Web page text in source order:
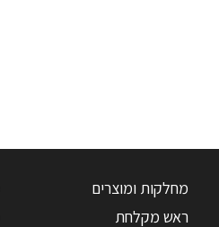
מחלקות ומוצרים
ראש מקלחת